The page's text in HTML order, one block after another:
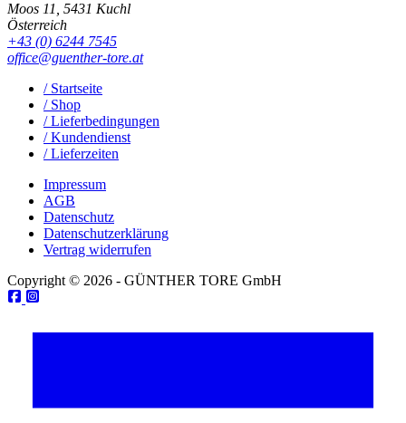
Moos 11, 5431 Kuchl
Österreich
+43 (0) 6244 7545
office@guenther-tore.at
/ Startseite
/ Shop
/ Lieferbedingungen
/ Kundendienst
/ Lieferzeiten
Impressum
AGB
Datenschutz
Datenschutzerklärung
Vertrag widerrufen
Copyright © 2026 - GÜNTHER TORE GmbH